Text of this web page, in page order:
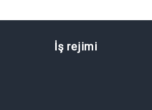
İş rejimi